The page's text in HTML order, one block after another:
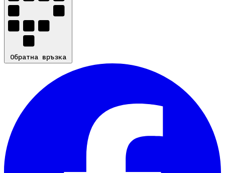
Обратна връзка
Обратна връзка